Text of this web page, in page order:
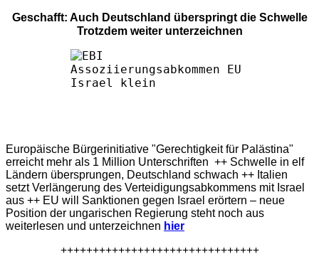
Geschafft: Auch Deutschland überspringt die Schwelle
Trotzdem weiter unterzeichnen
Europäische Bürgerinitiative "Gerechtigkeit für Palästina"
erreicht mehr als 1 Million Unterschriften ++ Schwelle in elf
Ländern übersprungen, Deutschland schwach ++ Italien
setzt Verlängerung des Verteidigungsabkommens mit Israel
aus ++ EU will Sanktionen gegen Israel erörtern – neue
Position der ungarischen Regierung steht noch aus
weiterlesen und unterzeichnen hier
+++++++++++++++++++++++++++++++